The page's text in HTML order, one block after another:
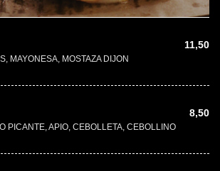
MAYONESA, MOSTAZA DIJON
11,50
PICANTE, APIO, CEBOLLETA, CEBOLLINO
8,50